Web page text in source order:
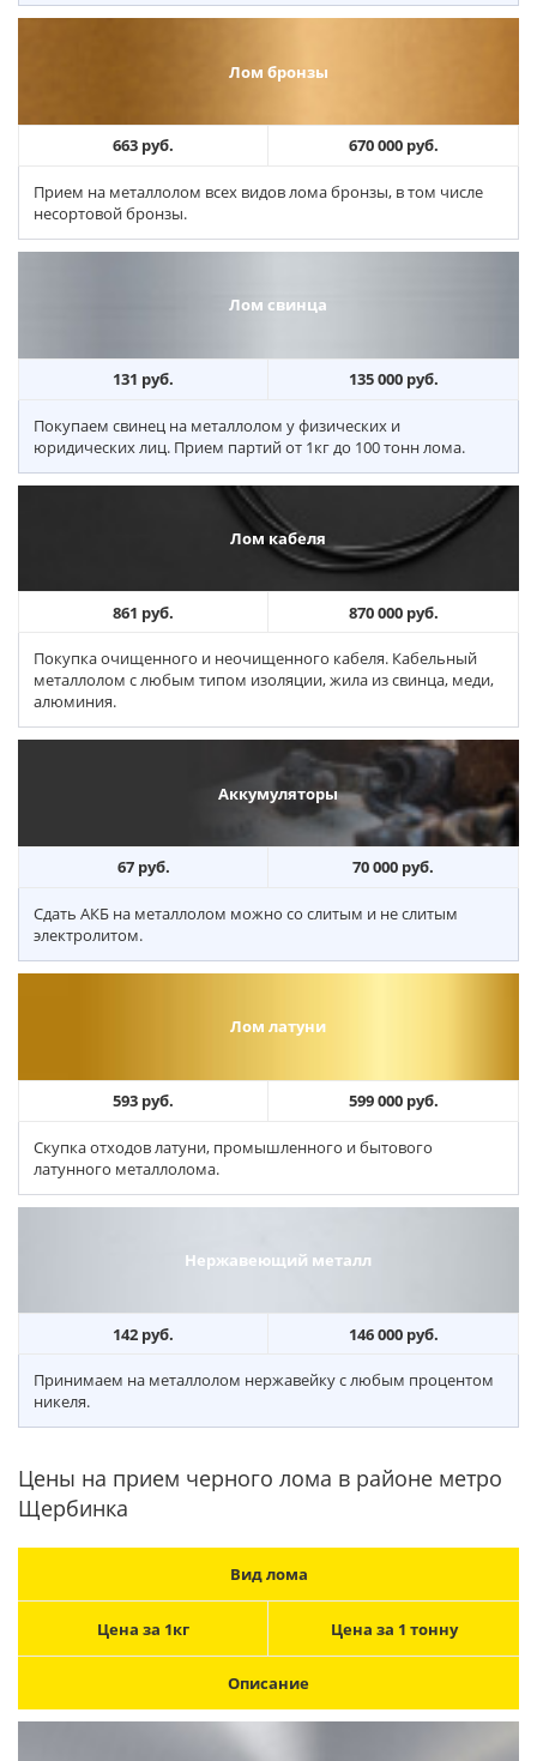
Лом бронзы
663 руб. 670 000 руб.
Прием на металлолом всех видов лома бронзы, в том числе
несортовой бронзы.
Лом свинца
131 руб. 135 000 руб.
Покупаем свинец на металлолом у физических и
юридических лиц. Прием партий от 1кг до 100 тонн лома.
Лом кабеля
861 руб. 870 000 руб.
Покупка очищенного и неочищенного кабеля. Кабельный
металлолом с любым типом изоляции, жила из свинца, меди,
алюминия.
Аккумуляторы
67 руб. 70 000 руб.
Сдать АКБ на металлолом можно со слитым и не слитым
электролитом.
Лом латуни
593 руб. 599 000 руб.
Скупка отходов латуни, промышленного и бытового
латунного металлолома.
Нержавеющий металл
142 руб. 146 000 руб.
Принимаем на металлолом нержавейку с любым процентом
никеля.
Цены на прием черного лома в районе метро
Щербинка
Вид лома
Цена за 1кг Цена за 1 тонну
Описание